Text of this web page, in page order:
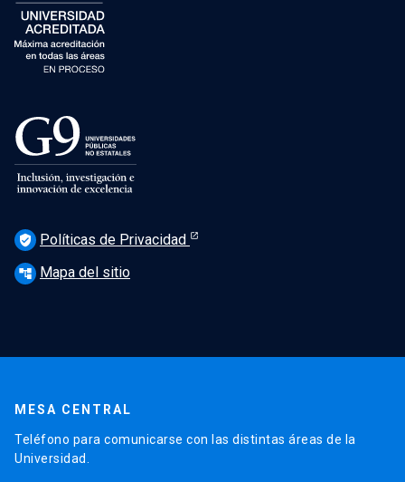
verified_user Políticas de Privacidad
account_tree Mapa del sitio
MESA CENTRAL
Teléfono para comunicarse con las distintas áreas de la
Universidad.